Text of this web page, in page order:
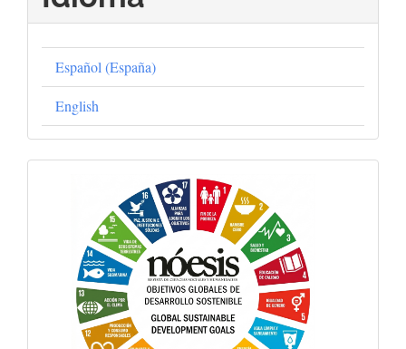
Español (España)
English
Objetivos
Globales